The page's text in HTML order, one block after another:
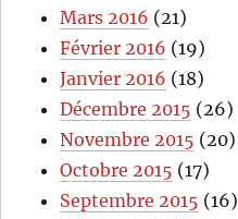
Mars 2016 (21)
Février 2016 (19)
Janvier 2016 (18)
Décembre 2015 (26)
Novembre 2015 (20)
Octobre 2015 (17)
Septembre 2015 (16)